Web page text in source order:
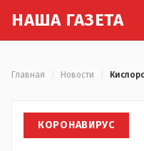
НАША ГАЗЕТА
Главная Новости
КОРОНАВИРУС